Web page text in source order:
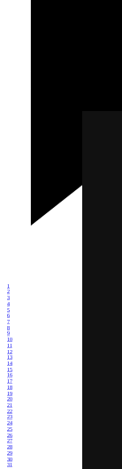
1
2
3
4
5
6
7
8
9
10
11
12
13
14
15
16
17
18
19
20
21
22
23
24
25
26
27
28
29
30
31